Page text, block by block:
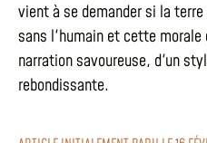
vient à se demander si la
sans l'humain et cette
narration savoureuse, d'un
rebondissante.